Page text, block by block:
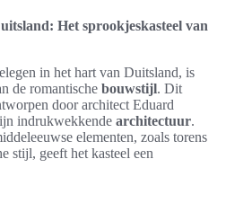
Het sprookjeskasteel van
in het hart van Duitsland, is
de romantische bouwstijl. Dit
door architect Eduard
indrukwekkende architectuur.
elementen, zoals torens
stijl, geeft het kasteel een